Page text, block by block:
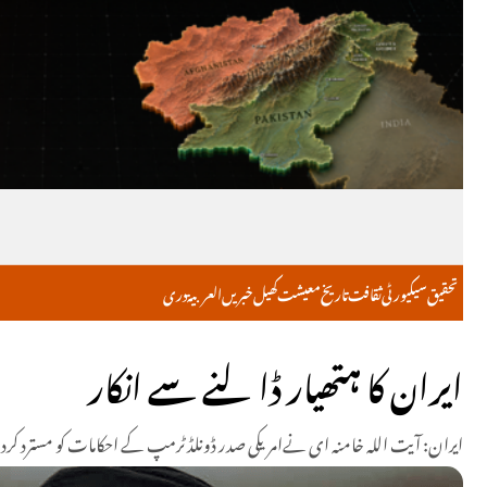
خبریںکھیلمعیشتتاریخثقافتسیکیورٹیتحقیق دریالعربية
ایران کا ہتھیار ڈالنے سے انکار
ایران: آیت اللہ خامنہ ای نےامریکی صدر ڈونلڈ ٹرمپ کے احکامات کو مسترد